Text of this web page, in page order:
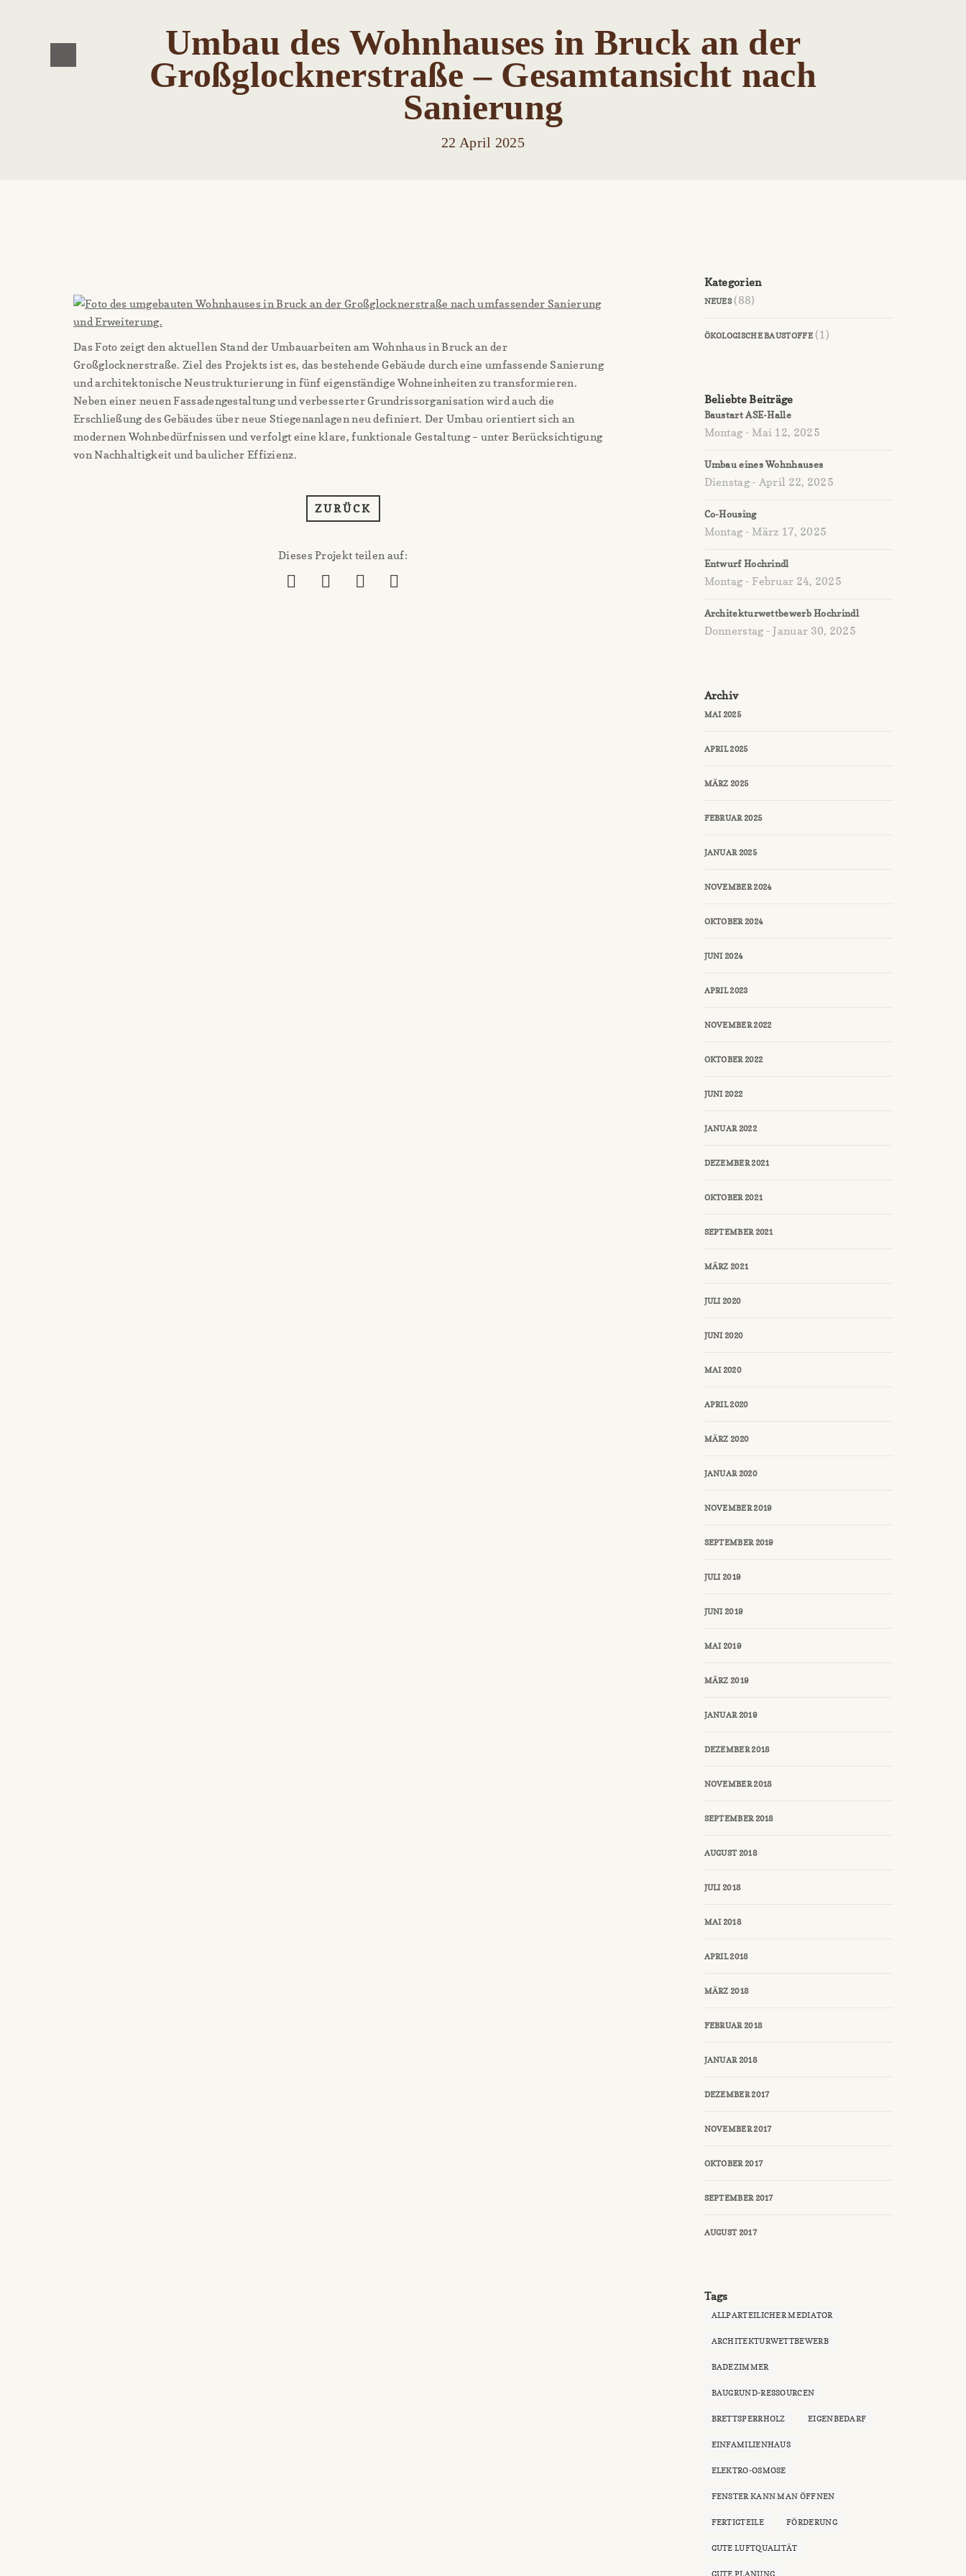
Umbau des Wohnhauses in Bruck an der
Großglocknerstraße – Gesamtansicht nach
Sanierung
22 April 2025
Das Foto zeigt den aktuellen Stand der Umbauarbeiten am Wohnhaus in Bruck an der
Großglocknerstraße. Ziel des Projekts ist es, das bestehende Gebäude durch eine umfassende Sanierung
und architektonische Neustrukturierung in fünf eigenständige Wohneinheiten zu transformieren.
Neben einer neuen Fassadengestaltung und verbesserter Grundrissorganisation wird auch die
Erschließung des Gebäudes über neue Stiegenanlagen neu definiert. Der Umbau orientiert sich an
modernen Wohnbedürfnissen und verfolgt eine klare, funktionale Gestaltung – unter Berücksichtigung
von Nachhaltigkeit und baulicher Effizienz.
ZURÜCK
Dieses Projekt teilen auf:
Kategorien
NEUES(88)
ÖKOLOGISCHE BAUSTOFFE(1)
Beliebte Beiträge
Baustart ASE-Halle
Montag - Mai 12, 2025
Umbau eines Wohnhauses
Dienstag - April 22, 2025
Co-Housing
Montag - März 17, 2025
Entwurf Hochrindl
Montag - Februar 24, 2025
Architekturwettbewerb Hochrindl
Donnerstag - Januar 30, 2025
Archiv
MAI 2025
APRIL 2025
MÄRZ 2025
FEBRUAR 2025
JANUAR 2025
NOVEMBER 2024
OKTOBER 2024
JUNI 2024
APRIL 2023
NOVEMBER 2022
OKTOBER 2022
JUNI 2022
JANUAR 2022
DEZEMBER 2021
OKTOBER 2021
SEPTEMBER 2021
MÄRZ 2021
JULI 2020
JUNI 2020
MAI 2020
APRIL 2020
MÄRZ 2020
JANUAR 2020
NOVEMBER 2019
SEPTEMBER 2019
JULI 2019
JUNI 2019
MAI 2019
MÄRZ 2019
JANUAR 2019
DEZEMBER 2018
NOVEMBER 2018
SEPTEMBER 2018
AUGUST 2018
JULI 2018
MAI 2018
APRIL 2018
MÄRZ 2018
FEBRUAR 2018
JANUAR 2018
DEZEMBER 2017
NOVEMBER 2017
OKTOBER 2017
SEPTEMBER 2017
AUGUST 2017
Tags
ALLPARTEILICHER MEDIATOR
ARCHITEKTURWETTBEWERB
BADEZIMMER
BAUGRUND-RESSOURCEN
BRETTSPERRHOLZ EIGENBEDARF
EINFAMILIENHAUS
ELEKTRO-OSMOSE
FENSTER KANN MAN ÖFFNEN
FERTIGTEILE FÖRDERUNG
GUTE LUFTQUALITÄT
GUTE PLANUNG